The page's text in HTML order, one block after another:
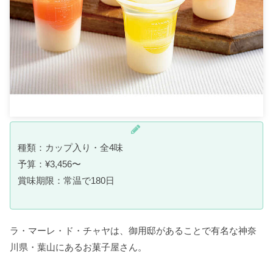
種類：カップ入り・全4味
予算：¥3,456〜
賞味期限：常温で180日
ラ・マーレ・ド・チャヤは、御用邸があることで有名な神奈
川県・葉山にあるお菓子屋さん。